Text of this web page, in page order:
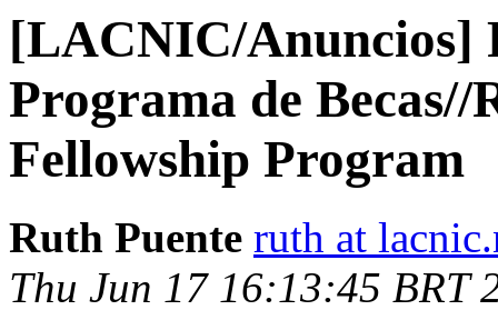
[LACNIC/Anuncios]
Programa de
Fellowship Program
Ruth Puente ruth at
Thu Jun 17 16:13:45 BRT